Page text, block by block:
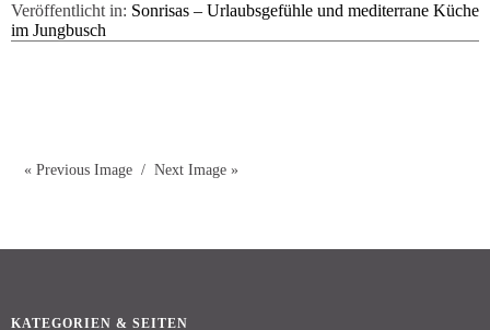
Veröffentlicht in: Sonrisas – Urlaubsgefühle und mediterrane Küche
im Jungbusch
« Previous Image Next Image »
KATEGORIEN & SEITEN